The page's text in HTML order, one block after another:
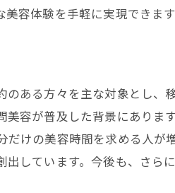
容体験を手軽に実現できます
ある方々を主な対象とし、
容が普及した背景にありま
けの美容時間を求める人が
しています。今後も、さら